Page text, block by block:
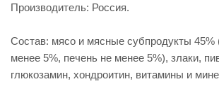
Производитель: Россия.
Состав: мясо и мясные субпродукты 45%
менее 5%, печень не менее 5%), злаки,
глюкозамин, хондроитин, витамины и